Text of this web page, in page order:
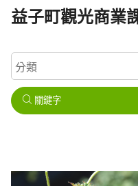
益子町觀光商業
關鍵字